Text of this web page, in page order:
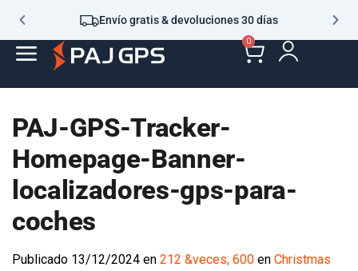
Envío gratis & devoluciones 30 días
0
PAJ-GPS-Tracker-
Homepage-Banner-
localizadores-gps-para-
coches
Publicado13/12/2024en 212 &veces; 600enChristmas Sale